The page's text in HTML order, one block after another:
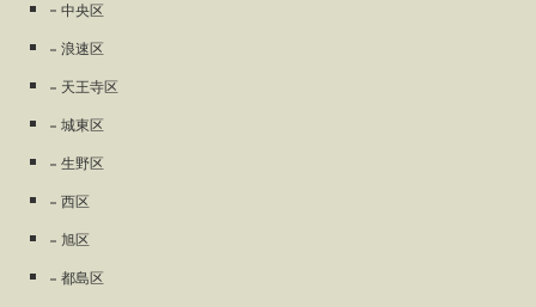
中央区
浪速区
天王寺区
城東区
生野区
西区
旭区
都島区